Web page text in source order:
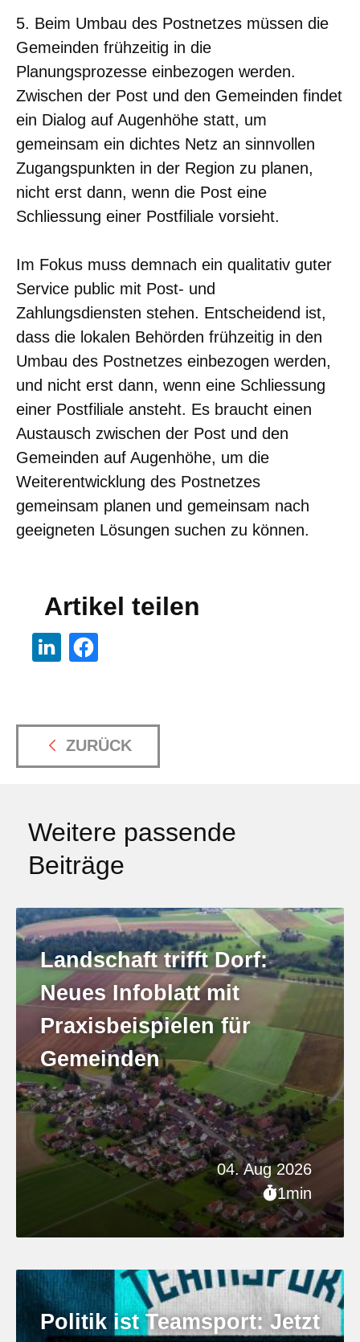
5. Beim Umbau des Postnetzes müssen die
Gemeinden frühzeitig in die
Planungsprozesse einbezogen werden.
Zwischen der Post und den Gemeinden findet
ein Dialog auf Augenhöhe statt, um
gemeinsam ein dichtes Netz an sinnvollen
Zugangspunkten in der Region zu planen,
nicht erst dann, wenn die Post eine
Schliessung einer Postfiliale vorsieht.
Im Fokus muss demnach ein qualitativ guter
Service public mit Post- und
Zahlungsdiensten stehen. Entscheidend ist,
dass die lokalen Behörden frühzeitig in den
Umbau des Postnetzes einbezogen werden,
und nicht erst dann, wenn eine Schliessung
einer Postfiliale ansteht. Es braucht einen
Austausch zwischen der Post und den
Gemeinden auf Augenhöhe, um die
Weiterentwicklung des Postnetzes
gemeinsam planen und gemeinsam nach
geeigneten Lösungen suchen zu können.
Artikel teilen
ZURÜCK
Weitere passende
Beiträge
04. Aug 2026
1min
Landschaft trifft Dorf:
Neues Infoblatt mit
Praxisbeispielen für
Gemeinden
Politik ist Teamsport: Jetzt